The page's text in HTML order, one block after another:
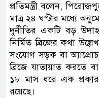
প্রতিমন্ত্রী বলেন,
মাত্র ২৪ ঘণ্টার মধ্যে
দুর্নীতির একটি বড়
নির্মিত ব্রিজের কথা
সংযোগ সড়ক বা
ব্রিজে যাতায়াত করতে
১৮ মাস ধরে এক প্রকার
রয়েছে।